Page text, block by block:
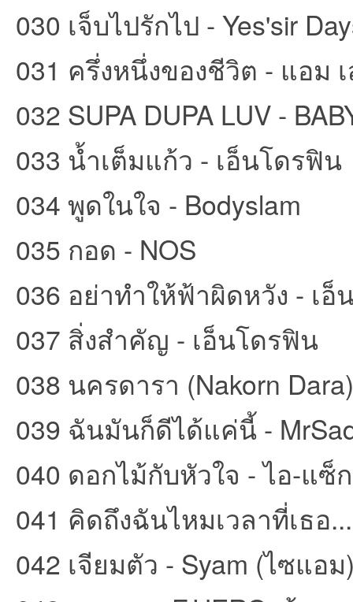
030 เจ็บไปรักไป - Yes'sir
031 ครึ่งหนึ่งของชีวิต - แอม
032 SUPA DUPA LUV -
033 น้ำเต็มแก้ว - เอ็นโดรฟิน
034 พูดในใจ - Bodyslam
035 กอด - NOS
036 อย่าทำให้ฟ้าผิดหวัง - เ
037 สิ่งสำคัญ - เอ็นโดรฟิน
038 นครดารา (Nakorn
039 ฉันมันก็ดีได้แค่นี้ -
040 ดอกไม้กับหัวใจ - ไอ-แซ็ก
041 คิดถึงฉันไหมเวลาที่เธอ
042 เจียมตัว - Syam (ไซแอม